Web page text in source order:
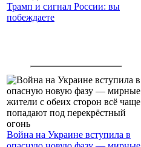
Трамп и сигнал России: вы
побеждаете
Война на Украине вступила в